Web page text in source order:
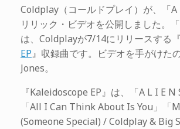
Coldplay（コールドプレイ）が、「A
リリック・ビデオを公開しました。「
は、Coldplayが7/14にリリースする『
EP』収録曲です。ビデオを手がけた
Jones。
『Kaleidoscope EP』は、「A L I E N
「All I Can Think About Is You」「
(Someone Special) / Coldplay & Big